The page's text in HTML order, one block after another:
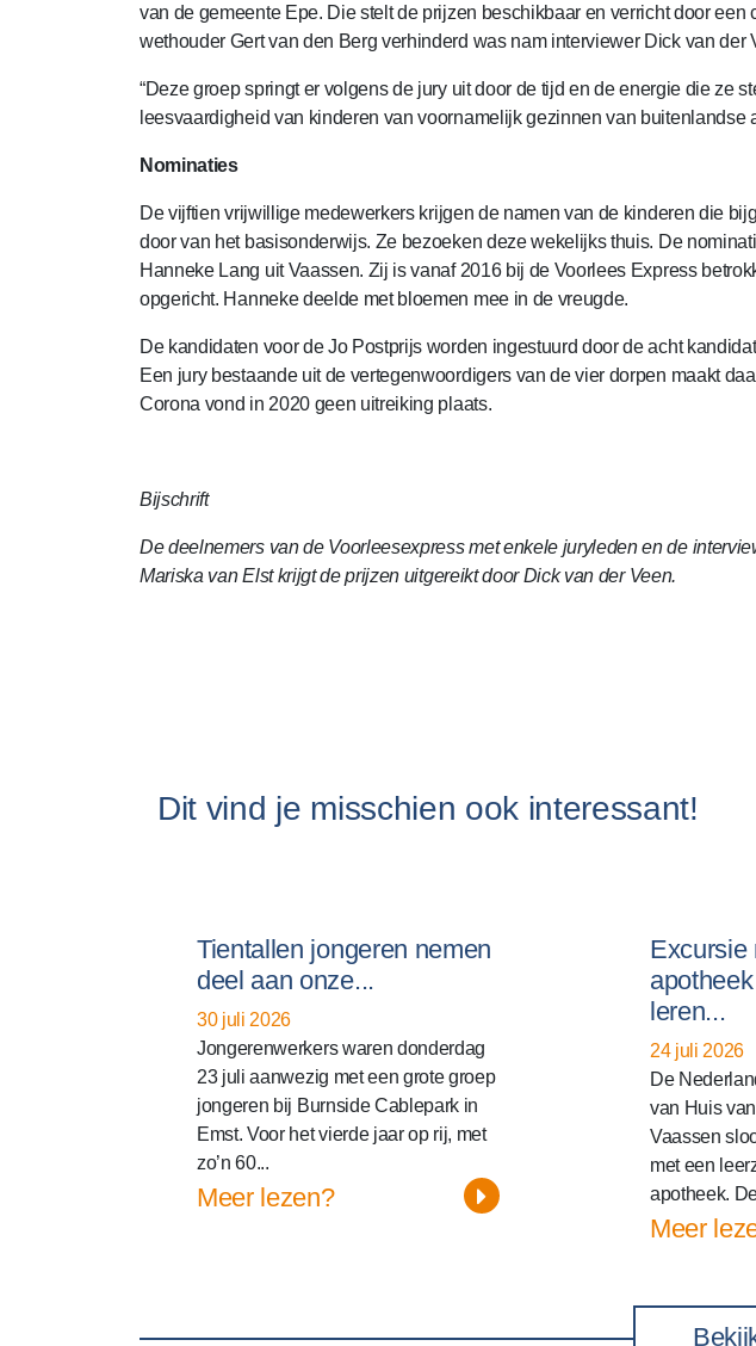
van de gemeente Epe. Die stelt de prijzen beschikbaar en verricht door een
wethouder Gert van den Berg verhinderd was nam interviewer Dick van der
“Deze groep springt er volgens de jury uit door de tijd en de energie die ze
leesvaardigheid van kinderen van voornamelijk gezinnen van buitenlandse
Nominaties
De vijftien vrijwillige medewerkers krijgen de namen van de kinderen die
door van het basisonderwijs. Ze bezoeken deze wekelijks thuis. De
Hanneke Lang uit Vaassen. Zij is vanaf 2016 bij de Voorlees Express
opgericht. Hanneke deelde met bloemen mee in de vreugde.
De kandidaten voor de Jo Postprijs worden ingestuurd door de acht
Een jury bestaande uit de vertegenwoordigers van de vier dorpen maakt
Corona vond in 2020 geen uitreiking plaats.
Bijschrift
De deelnemers van de Voorleesexpress met enkele juryleden en de
Mariska van Elst krijgt de prijzen uitgereikt door Dick van der Veen.
Dit vind je misschien ook interessant!
Tientallen jongeren nemen
deel aan onze...
30 juli 2026
Jongerenwerkers waren donderdag
23 juli aanwezig met een grote groep
jongeren bij Burnside Cablepark in
Emst. Voor het vierde jaar op rij, met
zo’n 60...
Meer lezen?
Excursie
leren...
24 juli 2026
De
van Huis
Vaassen
met een
apotheek.
Meer